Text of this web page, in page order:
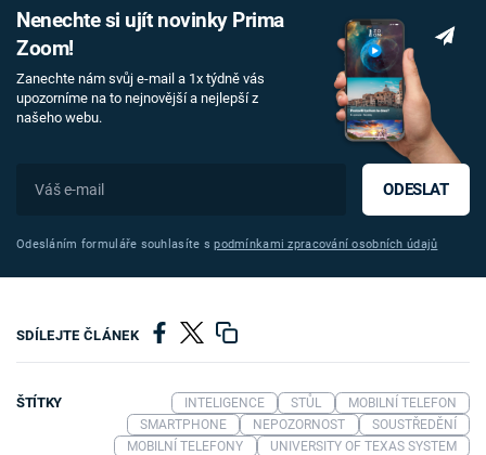
Nenechte si ujít novinky Prima
Zoom!
Zanechte nám svůj e-mail a 1x týdně vás
upozorníme na to nejnovější a nejlepší z
našeho webu.
ODESLAT
Odesláním formuláře souhlasíte spodmínkami zpracování osobních údajů
SDÍLEJTE ČLÁNEK
ŠTÍTKY INTELIGENCE STŮL
MOBILNÍ TELEFON
SMARTPHONE
NEPOZORNOST
SOUSTŘEDĚNÍ
MOBILNÍ TELEFONY
UNIVERSITY OF TEXAS SYSTEM